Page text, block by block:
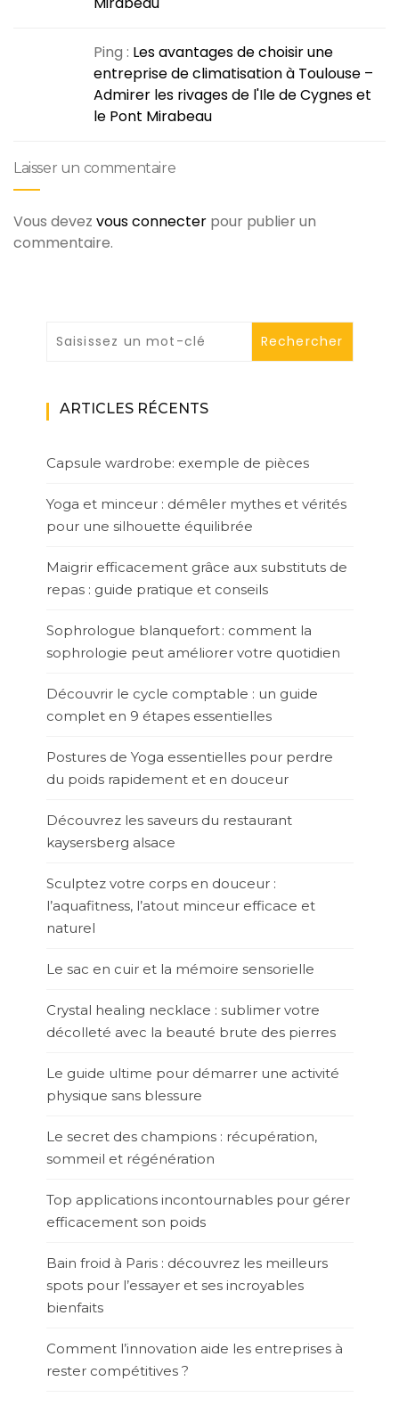
Ping : Les avantages de choisir une
entreprise de climatisation à Toulouse –
Admirer les rivages de l'Ile de Cygnes et
le Pont Mirabeau
Laisser un commentaire
Vous devez vous connecter pour publier un
commentaire.
ARTICLES RÉCENTS
Capsule wardrobe: exemple de pièces
Yoga et minceur : démêler mythes et vérités
pour une silhouette équilibrée
Maigrir efficacement grâce aux substituts de
repas : guide pratique et conseils
Sophrologue blanquefort : comment la
sophrologie peut améliorer votre quotidien
Découvrir le cycle comptable : un guide
complet en 9 étapes essentielles
Postures de Yoga essentielles pour perdre
du poids rapidement et en douceur
Découvrez les saveurs du restaurant
kaysersberg alsace
Sculptez votre corps en douceur :
l’aquafitness, l’atout minceur efficace et
naturel
Le sac en cuir et la mémoire sensorielle
Crystal healing necklace : sublimer votre
décolleté avec la beauté brute des pierres
Le guide ultime pour démarrer une activité
physique sans blessure
Le secret des champions : récupération,
sommeil et régénération
Top applications incontournables pour gérer
efficacement son poids
Bain froid à Paris : découvrez les meilleurs
spots pour l’essayer et ses incroyables
bienfaits
Comment l’innovation aide les entreprises à
rester compétitives ?